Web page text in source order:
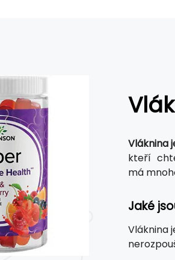
Vláknina
kteří
má
Jaké
Vláknina